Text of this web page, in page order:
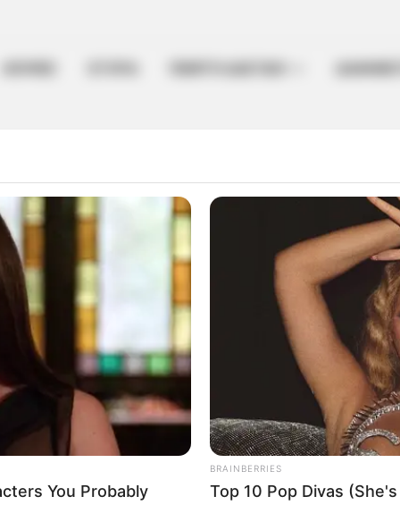
You Probably
BRAINBERRIES
Top 10 Pop Divas